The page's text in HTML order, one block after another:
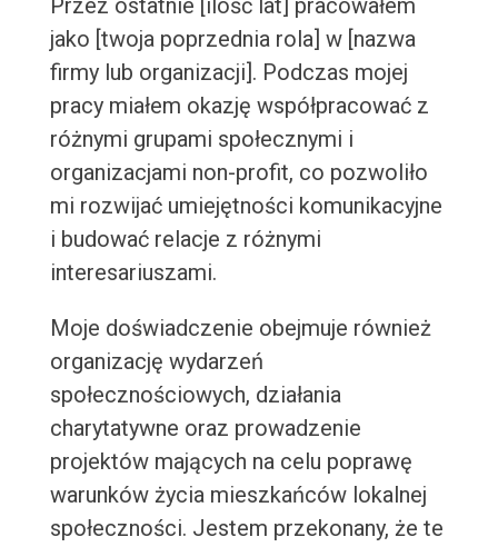
Przez ostatnie [ilość lat] pracowałem
jako [twoja poprzednia rola] w [nazwa
firmy lub organizacji]. Podczas mojej
pracy miałem okazję współpracować z
różnymi grupami społecznymi i
organizacjami non-profit, co pozwoliło
mi rozwijać umiejętności komunikacyjne
i budować relacje z różnymi
interesariuszami.
Moje doświadczenie obejmuje również
organizację wydarzeń
społecznościowych, działania
charytatywne oraz prowadzenie
projektów mających na celu poprawę
warunków życia mieszkańców lokalnej
społeczności. Jestem przekonany, że te